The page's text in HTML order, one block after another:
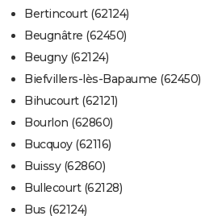
Bertincourt (62124)
Beugnâtre (62450)
Beugny (62124)
Biefvillers-lès-Bapaume (62450)
Bihucourt (62121)
Bourlon (62860)
Bucquoy (62116)
Buissy (62860)
Bullecourt (62128)
Bus (62124)